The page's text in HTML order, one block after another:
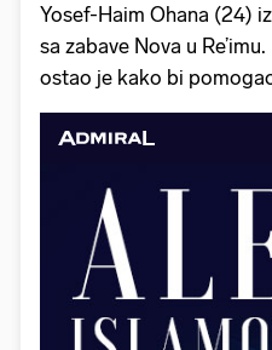
Yosef-Haim Ohana (24)
sa zabave Nova u
ostao je kako bi